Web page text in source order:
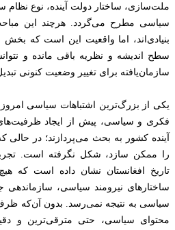
ملت‌سازی، ساختار دولت آینده، نوع نظام
سیاسی مطرح می‌گردد. هرچند این
بنیادی‌اند، اما واقعیت این است که بخش
سطح اندیشه و نظریه باقی مانده و
سازمان‌یافته برای تغییر وضعیت کنونی
یکی از بزرگ‌ترین اشتباهات سیاسی
فکری و سیاسی، پیش از ایجاد
آینده کشور به بحث می‌پردازند؛ در حالی
را ممکن سازد، شکل نگرفته است.
تاریخ افغانستان نشان داده است که
ساختارهای نیرومند سیاسی، سازماندهی
سیاسی به نتیجه نمی‌رسد. بدون آن‌که
محتوای سیاسی، حتی مترقی‌ترین و